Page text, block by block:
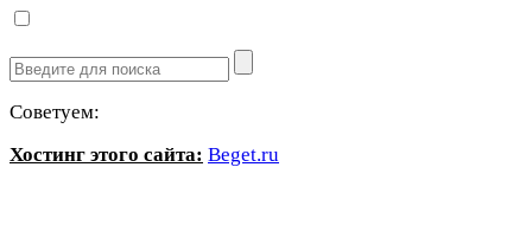
Советуем:
Хостинг этого сайта: Beget.ru